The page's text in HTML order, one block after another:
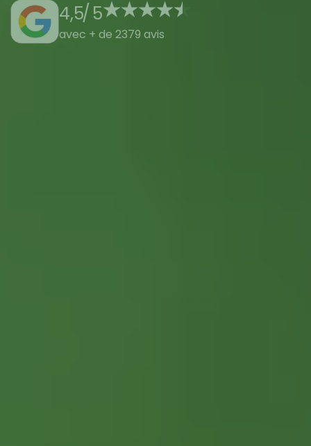
4,5/ 5
avec + de 2379 avis